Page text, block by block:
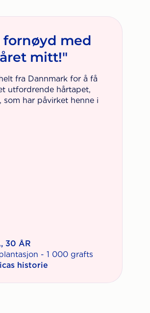
fornøyd med
mitt!"
fra Dannmark for å få
utfordrende hårtapet,
som har påvirket henne i
30 ÅR
- 1 000 grafts
historie